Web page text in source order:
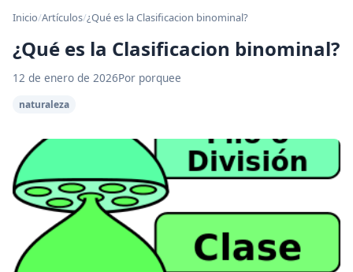
Inicio/Artículos/¿Qué es la Clasificacion binominal?
¿Qué es la Clasificacion binominal?
12 de enero de 2026Por porquee
naturaleza